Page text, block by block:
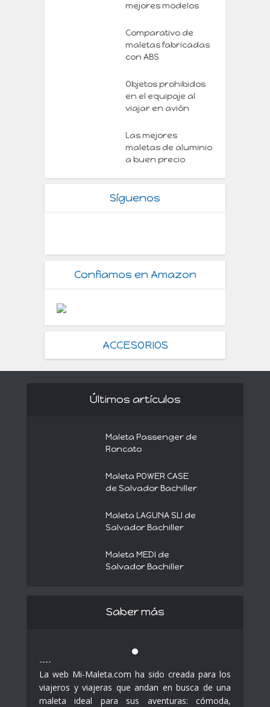
mejores modelos
Comparativo de
maletas fabricadas
con ABS
Objetos prohibidos
en el equipaje al
viajar en avión
Las mejores
maletas de aluminio
a buen precio
Síguenos
Confiamos en Amazon
ACCESORIOS
Últimos artículos
Maleta Passenger de
Roncato
Maleta POWER CASE
de Salvador Bachiller
Maleta LAGUNA SLI de
Salvador Bachiller
Maleta MEDI de
Salvador Bachiller
Saber más
----
La web Mi-Maleta.com ha sido creada para los
viajeros y viajeras que andan en busca de una
maleta ideal para sus aventuras: cómoda,